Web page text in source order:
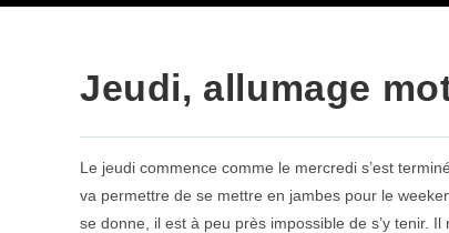
Jeudi, allumage
Le jeudi commence comme le mercredi s’est
va permettre de se mettre en jambes pour le
se donne, il est à peu près impossible de s’y tenir.